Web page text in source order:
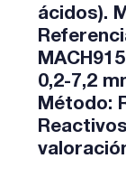
ácidos).
0,2-7,2
Método: